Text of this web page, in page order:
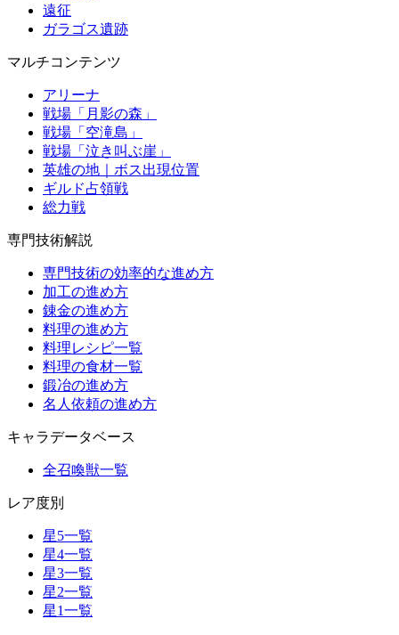
遠征
ガラゴス遺跡
マルチコンテンツ
アリーナ
戦場「月影の森」
戦場「空滝島」
戦場「泣き叫ぶ崖」
英雄の地｜ボス出現位置
ギルド占領戦
総力戦
専門技術解説
専門技術の効率的な進め方
加工の進め方
錬金の進め方
料理の進め方
料理レシピ一覧
料理の食材一覧
鍛冶の進め方
名人依頼の進め方
キャラデータベース
全召喚獣一覧
レア度別
星5一覧
星4一覧
星3一覧
星2一覧
星1一覧